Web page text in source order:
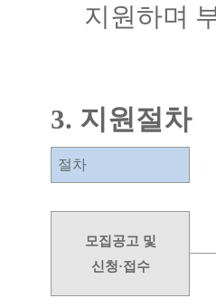
지원하며
3. 지원절차
절차
모집공고 및
신청·접수